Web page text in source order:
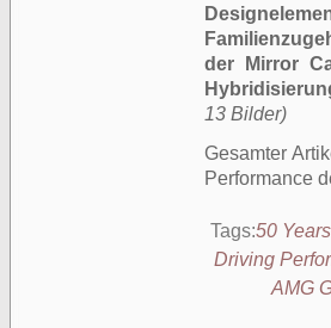
der Mirror
13 Bilder)
Gesamter
Performance
Tags:50
Driving
AMG